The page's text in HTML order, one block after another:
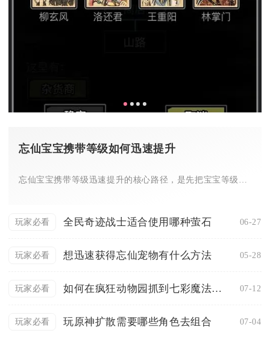
忘仙宝宝携带等级如何迅速提升
玩家必看 全民奇迹战士适合使用哪种萤石 06-27
玩家必看 想迅速获得忘仙宠物有什么方法 05-28
玩家必看 如何在疯狂动物园抓到七彩魔法牛王 07-12
玩家必看 玩原神扩散需要哪些角色去组合 07-04